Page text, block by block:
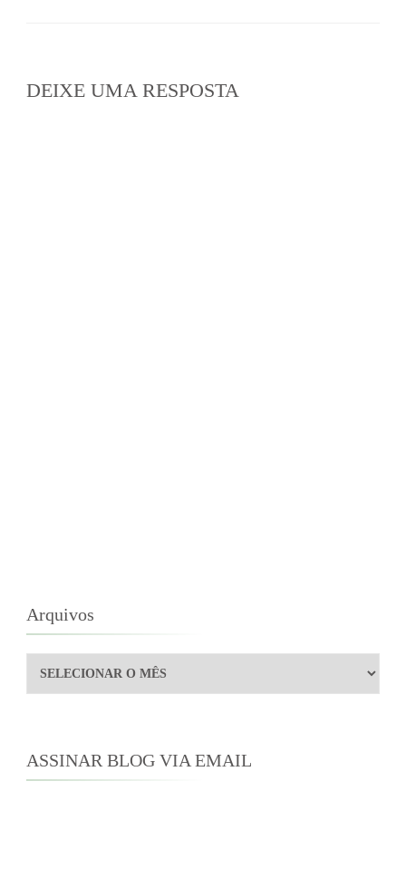
DEIXE UMA RESPOSTA
Arquivos
Arquivos
ASSINAR BLOG VIA EMAIL